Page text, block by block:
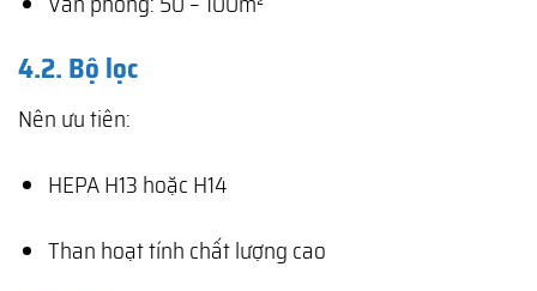
4.2. Bộ lọc
Nên ưu tiên:
HEPA H13 hoặc H14
Than hoạt tính chất lượng cao